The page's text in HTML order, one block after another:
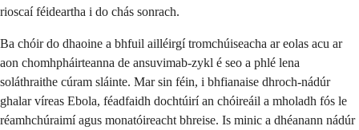
rioscaí féideartha i do chás sonrach.
Ba chóir do dhaoine a bhfuil ailléirgí tromchúiseacha ar eolas acu ar
aon chomhpháirteanna de ansuvimab-zykl é seo a phlé lena
soláthraithe cúram sláinte. Mar sin féin, i bhfianaise dhroch-nádúr
ghalar víreas Ebola, féadfaidh dochtúirí an chóireáil a mholadh fós le
réamhchúraimí agus monatóireacht bhreise. Is minic a dhéanann nádúr